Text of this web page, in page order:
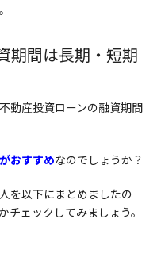
期間は長期・短期
動産投資ローンの融資期間
おすすめなのでしょうか？
を以下にまとめましたの
ェックしてみましょう。